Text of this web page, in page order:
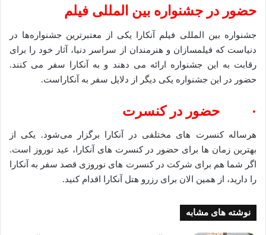
حضور در جشنواره بین المللی فیلم
جشنواره بین المللی فیلم آنکارا یکی از معتبرترین جشنواره‌ها در
دنیاست که فیلمسازان و هنرمندان از سراسر دنیا، آثار خود را برای
رقابت به این جشنواره ارائه می دهند و به آنکارا سفر می کنند.
حضور در این جشنواره یکی دیگر از دلایل سفر به آنکاراست.
· حضور در کنسرت
هرساله کنسرت های مختلفی در آنکارا برگزار می‌شود. یکی از
بهترین زمان ها برای حضور در کنسرت های آنکارا، عید نوروز است.
اگر شما هم برای شرکت در کنسرت های نوروزی قصد سفر به آنکارا
را دارید، از همین الان برای رزرو هتل آنکارا اقدام کنید.
نوشته های مشابه